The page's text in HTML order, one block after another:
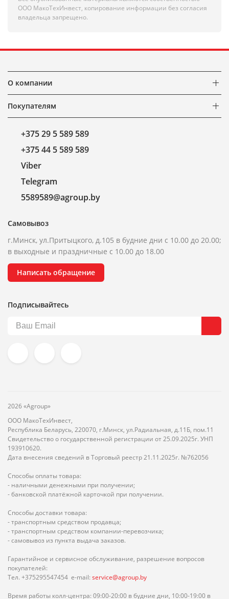
ООО МакоТехИнвест, копирование информации без согласия
владельца запрещено.
О компании
Покупателям
+375 29 5 589 589
+375 44 5 589 589
Viber
Telegram
5589589@agroup.by
Самовывоз
г.Минск, ул.Притыцкого, д.105 в будние дни с 10.00 до 20.00;
в выходные и праздничные с 10.00 до 18.00
Написать обращение
Подписывайтесь
2026 «Agroup»
ООО МакоТехИнвест,
Республика Беларусь, 220070, г.Минск, ул.Радиальная, д.11Б, пом.11
Свидетельство о государственной регистрации от 25.09.2025г. УНП
193910620.
Дата внесения сведений в Торговый реестр 21.11.2025г. №762056
Способы оплаты товара:
- наличными денежными при получении;
- банковской платёжной карточкой при получении.
Способы доставки товара:
- транспортным средством продавца;
- транспортным средством компании-перевозчика;
- самовывоз из пункта выдача заказов.
Гарантийное и сервисное обслуживание, разрешение вопросов
покупателей:
Тел. +375295547454 e-mail: service@agroup.by
Время работы колл-центра: 09:00-20:00 в будние дни, 10:00-19:00 в